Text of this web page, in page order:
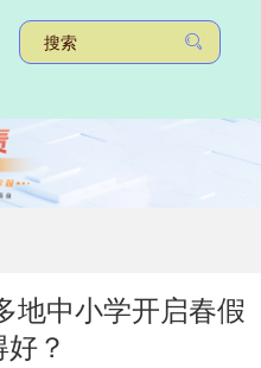
地中小学开启春假
？